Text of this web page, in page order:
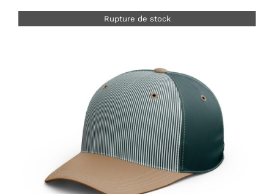
Rupture de stock